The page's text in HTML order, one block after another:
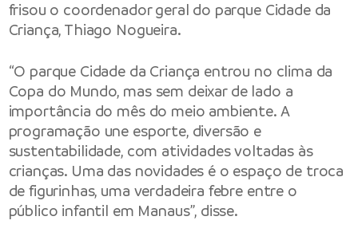
frisou o coordenador geral do parque Cidade da
Criança, Thiago Nogueira.
“O parque Cidade da Criança entrou no clima da
Copa do Mundo, mas sem deixar de lado a
importância do mês do meio ambiente. A
programação une esporte, diversão e
sustentabilidade, com atividades voltadas às
crianças. Uma das novidades é o espaço de troca
de figurinhas, uma verdadeira febre entre o
público infantil em Manaus”, disse.